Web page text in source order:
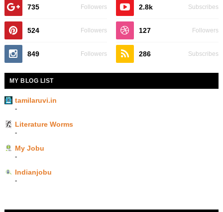
735 Followers 2.8k Subscribes
524 Followers 127 Followers
849 Followers 286 Subscribes
MY BLOG LIST
tamilaruvi.in
-
Literature Worms
-
My Jobu
-
Indianjobu
-